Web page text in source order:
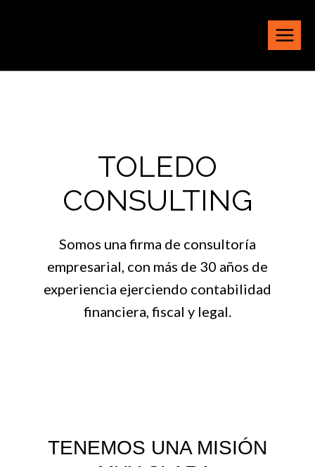
TOLEDO
CONSULTING
Somos una firma de consultoría
empresarial, con más de 30 años de
experiencia ejerciendo contabilidad
financiera, fiscal y legal.
TENEMOS UNA MISIÓN